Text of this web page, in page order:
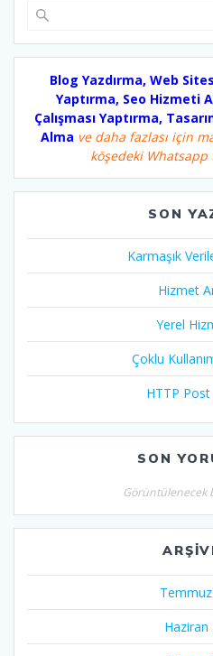
Blog Yazdırma, Web
Yaptırma, Seo Hizmeti
Çalışması Yaptırma,
Alma ve daha fazlası için
köşedeki
SON
Karmaşık
Hizmet
Yerel
Çoklu
HTTP
SON
Görüntülenecek
Haziran